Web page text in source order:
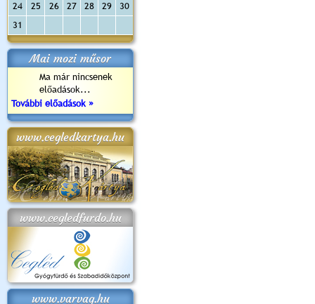
24
25 26 27 28 29
30
31
Mai mozi műsor
Ma már nincsenek
előadások...
További előadások »
www.cegledkartya.hu
www.cegledfurdo.hu
www.varvag.hu